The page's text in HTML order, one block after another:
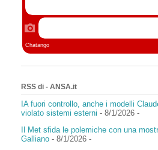
RSS di - ANSA.it
IA fuori controllo, anche i modelli
violato sistemi esterni - 8/1/2026-
Il Met sfida le polemiche con una
Galliano- 8/1/2026-